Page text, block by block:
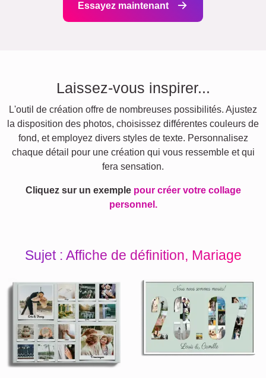
Essayez maintenant
Laissez-vous inspirer...
L'outil de création offre de nombreuses possibilités. Ajustez
la disposition des photos, choisissez différentes couleurs de
fond, et employez divers styles de texte. Personnalisez
chaque détail pour une création qui vous ressemble et qui
fera sensation.
Cliquez sur un exemple pour créer votre collage
personnel.
Sujet : Affiche de définition, Mariage